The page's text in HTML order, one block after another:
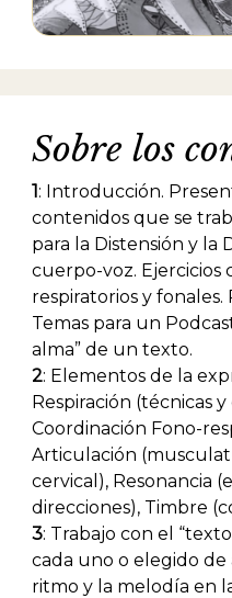
Sobre los
1: Introducción.
contenidos que se
para la Distensión y la
cuerpo-voz. Ejercicios
respiratorios y
Temas para un
alma” de un texto.
2: Elementos de la
Respiración (técnicas y
Coordinación Fono-
Articulación
cervical), Resonancia
direcciones), Timbre
3: Trabajo con el
cada uno o elegido de
ritmo y la melodía en